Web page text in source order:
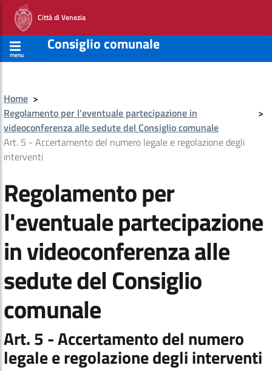
Città di Venezia
menu
Consiglio comunale
Home >
Regolamento per l'eventuale partecipazione in
videoconferenza alle sedute del Consiglio comunale
>
Art. 5 - Accertamento del numero legale e regolazione degli
interventi
Regolamento per
l'eventuale partecipazione
in videoconferenza alle
sedute del Consiglio
comunale
Art. 5 - Accertamento del numero
legale e regolazione degli interventi